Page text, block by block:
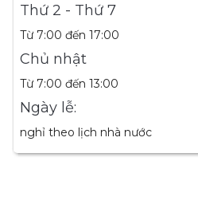
Thứ 2 - Thứ 7
Từ 7:00 đến 17:00
Chủ nhật
Từ 7:00 đến 13:00
Ngày lễ:
nghỉ theo lịch nhà nước